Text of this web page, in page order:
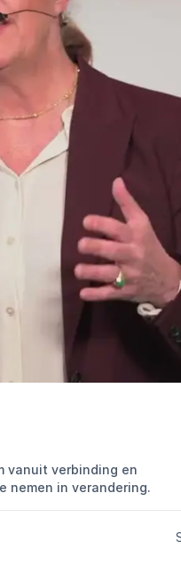
vanuit verbinding en
nemen in verandering.